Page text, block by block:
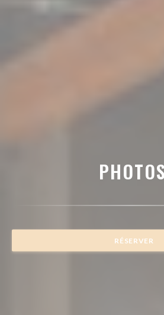
PHOTOS
RÉSERVER